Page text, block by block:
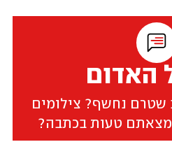
האדום
שטרם נחשף? צילומים
מצאתם טעות בכתבה?